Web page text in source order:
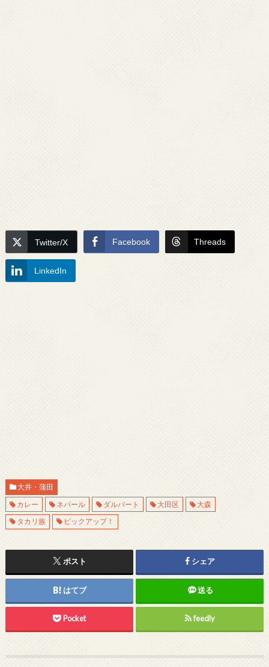
Twitter/X Facebook Threads
LinkedIn
大井・蒲田
カレー
ネパール ダルバート 大田区
大森
タカリ族
ピックアップ！
ポスト シェア
はてブ 送る
Pocket feedly